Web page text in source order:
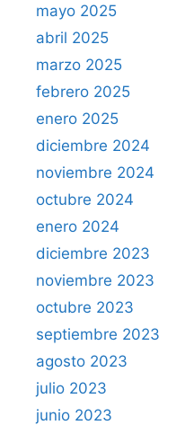
mayo 2025
abril 2025
marzo 2025
febrero 2025
enero 2025
diciembre 2024
noviembre 2024
octubre 2024
enero 2024
diciembre 2023
noviembre 2023
octubre 2023
septiembre 2023
agosto 2023
julio 2023
junio 2023